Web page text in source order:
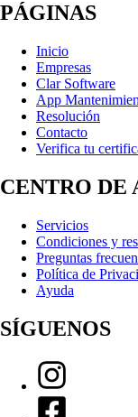
PÁGINAS
Inicio
Empresas
Clar Software
App
Resolución
Contacto
Verifica tu
CENTRO DE
Servicios
Condiciones y
Preguntas
Política de
Ayuda
SÍGUENOS